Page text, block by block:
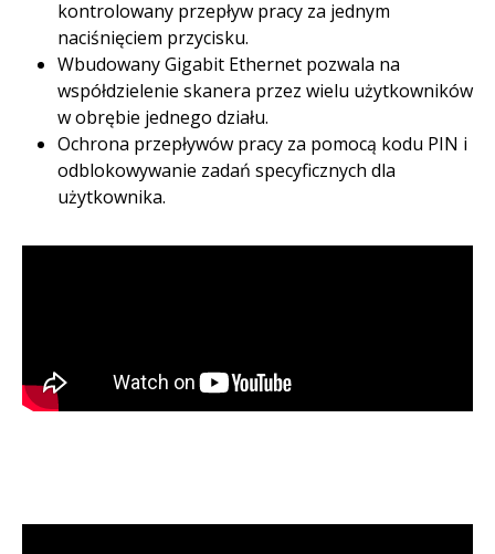
kontrolowany przepływ pracy za jednym
naciśnięciem przycisku.​
Wbudowany Gigabit Ethernet pozwala na
współdzielenie skanera przez wielu użytkowników
w obrębie jednego działu. ​
Ochrona przepływów pracy za pomocą kodu PIN i
odblokowywanie zadań specyficznych dla
użytkownika.